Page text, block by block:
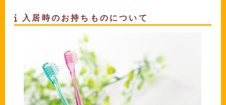
入居時のお持ちものについて